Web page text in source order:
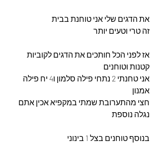
את הדגים שלי אני טוחנת בבית
זה טרי וטעים יותר
אז לפני הכל חותכים את הדגים לקוביות
קטנות וטוחנים
אני טחנתי 2 נתחי פילה סלמון ו4 יח פילה
אמנון
חצי מהתערובת שמתי במקפיא אכין אתם
נגלה נוספת
בנוסף טוחנים בצל 1 בינוני